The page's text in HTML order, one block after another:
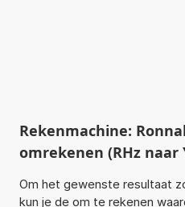
Rekenmachine:
omrekenen (RHz naar
Om het gewenste resultaat
kun je de om te rekenen